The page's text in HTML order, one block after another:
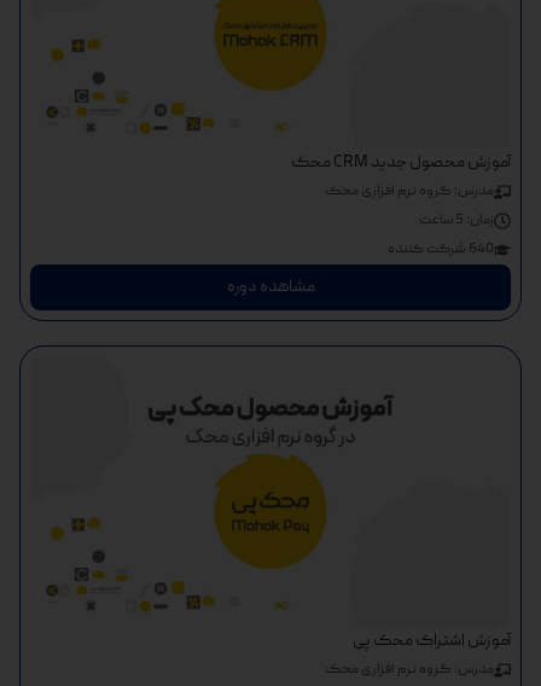
آموزش محصول جدید CRM محک
مدرس: گروه نرم افزاری محک
زمان: 5 ساعت
640 شرکت کننده
مشاهده دوره
آموزش اشتراک محک پی
مدرس: گروه نرم افزاری محک